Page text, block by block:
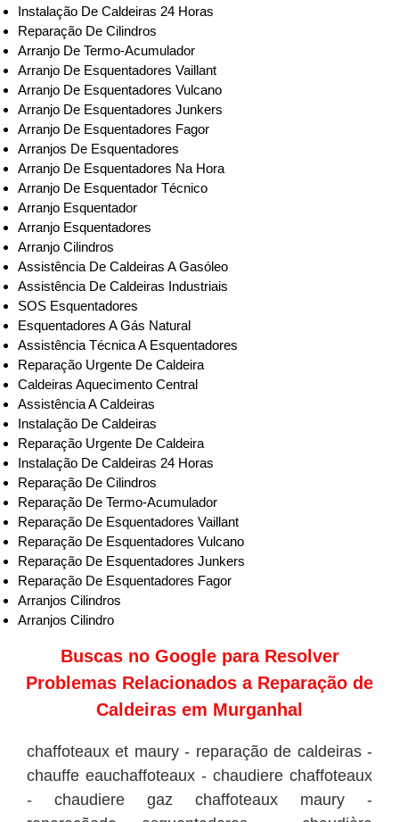
Instalação De Caldeiras 24 Horas
Reparação De Cilindros
Arranjo De Termo-Acumulador
Arranjo De Esquentadores Vaillant
Arranjo De Esquentadores Vulcano
Arranjo De Esquentadores Junkers
Arranjo De Esquentadores Fagor
Arranjos De Esquentadores
Arranjo De Esquentadores Na Hora
Arranjo De Esquentador Técnico
Arranjo Esquentador
Arranjo Esquentadores
Arranjo Cilindros
Assistência De Caldeiras A Gasóleo
Assistência De Caldeiras Industriais
SOS Esquentadores
Esquentadores A Gás Natural
Assistência Técnica A Esquentadores
Reparação Urgente De Caldeira
Caldeiras Aquecimento Central
Assistência A Caldeiras
Instalação De Caldeiras
Reparação Urgente De Caldeira
Instalação De Caldeiras 24 Horas
Reparação De Cilindros
Reparação De Termo-Acumulador
Reparação De Esquentadores Vaillant
Reparação De Esquentadores Vulcano
Reparação De Esquentadores Junkers
Reparação De Esquentadores Fagor
Arranjos Cilindros
Arranjos Cilindro
Buscas no Google para Resolver
Problemas Relacionados a Reparação de
Caldeiras em Murganhal
chaffoteaux et maury - reparação de caldeiras -
chauffe eauchaffoteaux - chaudiere chaffoteaux
- chaudiere gaz chaffoteaux maury -